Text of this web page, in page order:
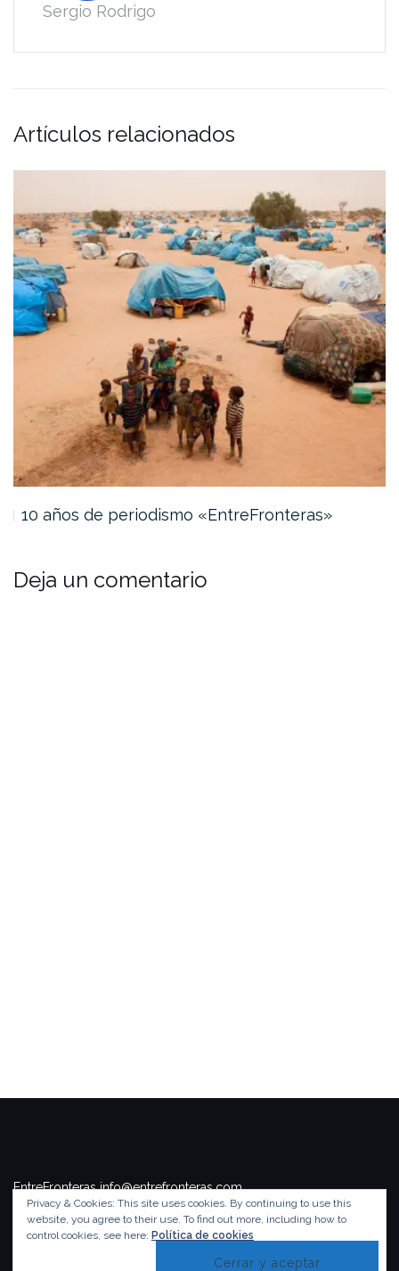
Sergio Rodrigo
Artículos relacionados
10 años de periodismo «EntreFronteras»
Deja un comentario
EntreFronteras info@entrefronteras.com
Tema deColorlib . Funciona conWordPress.
Privacy & Cookies: This site uses cookies. By continuing to use this
website, you agree to their use. To find out more, including how to
control cookies, see here: Política de cookies